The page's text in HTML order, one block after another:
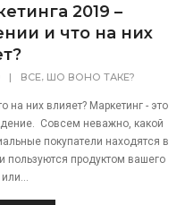
2019 –
и что на них
| ВСЕ, ШО ВОНО ТАКЕ?
на них влияет? Маркетинг - это
Совсем неважно, какой
покупатели находятся в
пользуются продуктом вашего